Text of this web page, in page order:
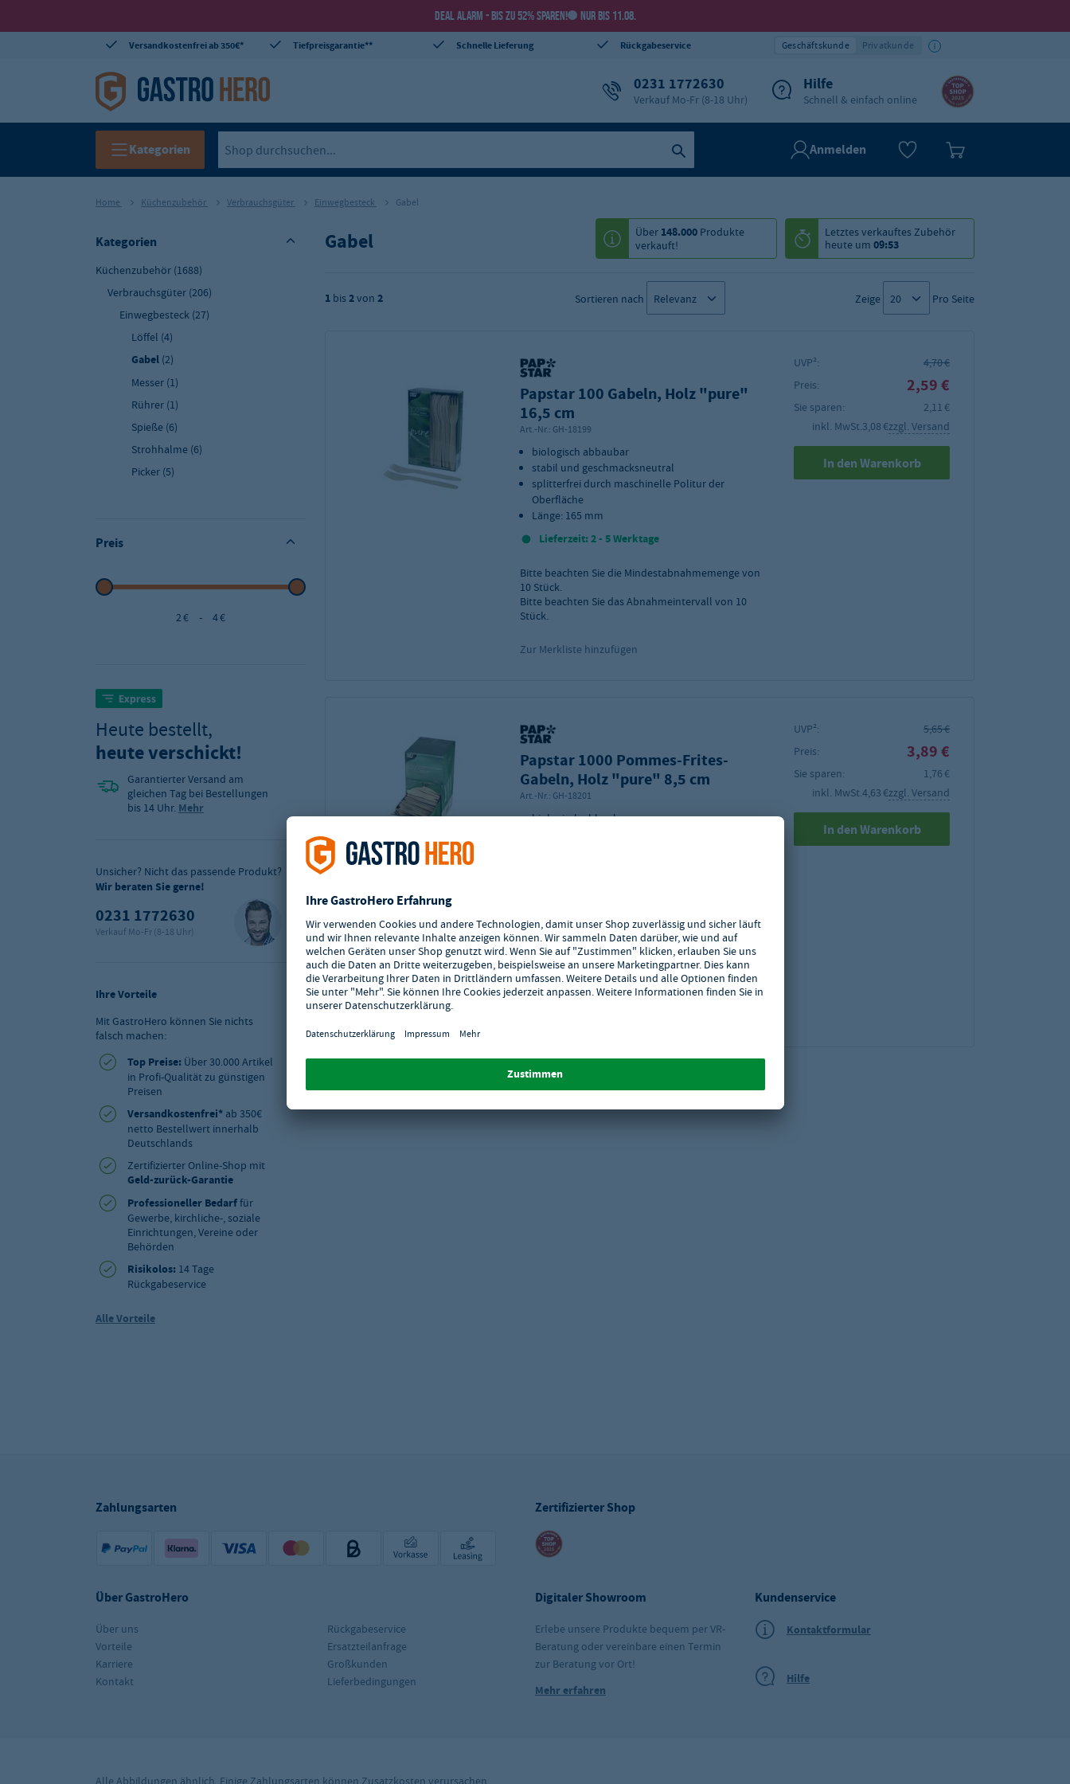
DEAL ALARM - BIS ZU 52% SPAREN! NUR BIS 11.08.
Versandkostenfrei ab 350€* Tiefpreisgarantie** Schnelle Lieferung Rückgabeservice Geschäftskunde Privatkunde
0231 1772630
Verkauf Mo-Fr (8-18 Uhr)
Hilfe
Schnell & einfach online
Kategorien Anmelden
Home Küchenzubehör Verbrauchsgüter Einwegbesteck Gabel
Kategorien
Küchenzubehör (1688)
Verbrauchsgüter (206)
Einwegbesteck (27)
Löffel (4)
Gabel (2)
Messer (1)
Rührer (1)
Spieße (6)
Strohhalme (6)
Picker (5)
Preis
2 € - 4 €
Heute bestellt,
heute verschickt!
Garantierter Versand am
gleichen Tag bei Bestellungen
bis 14 Uhr. Mehr
Unsicher? Nicht das passende Produkt?
Wir beraten Sie gerne!
0231 1772630
Verkauf Mo-Fr (8-18 Uhr)
Ihre Vorteile
Mit GastroHero können Sie nichts
falsch machen:
Top Preise: Über 30.000 Artikel
in Profi-Qualität zu günstigen
Preisen
Versandkostenfrei* ab 350€
netto Bestellwert innerhalb
Deutschlands
Zertifizierter Online-Shop mit
Geld-zurück-Garantie
Professioneller Bedarffür
Gewerbe, kirchliche-, soziale
Einrichtungen, Vereine oder
Behörden
Risikolos: 14 Tage
Rückgabeservice
Alle Vorteile
Gabel Über 148.000Produkte
verkauft!
Letztes verkauftesZubehör
heute um09:53
1 bis2von 2 Sortieren nach Zeige Pro Seite
Papstar 100 Gabeln, Holz "pure"
16,5 cm
Art.-Nr.: GH-18199
biologisch abbaubar
stabil und geschmacksneutral
splitterfrei durch maschinelle Politur der
Oberfläche
Länge: 165 mm
Lieferzeit: 2 - 5 Werktage
Bitte beachten Sie die Mindestabnahmemenge von
10 Stück.
Bitte beachten Sie das Abnahmeintervall von 10
Stück.
Zur Merkliste hinzufügen
UVP²:
4,70 €
Preis:
2,59 €
Sie sparen:
2,11 €
inkl. MwSt.3,08 €zzgl. Versand
In den Warenkorb
Papstar 1000 Pommes-Frites-
Gabeln, Holz "pure" 8,5 cm
Art.-Nr.: GH-18201
biologisch abbaubar
Bitte beachten Sie die Mindestabnahmemenge von
6Stück.
Bitte beachten Sie das Abnahmeintervall von 6
Stück.
UVP²:
5,65 €
Preis:
3,89 €
Sie sparen:
1,76 €
inkl. MwSt.4,63 €zzgl. Versand
In den Warenkorb
Zahlungsarten Zertifizierter Shop
Über GastroHero
Über uns
Vorteile
Karriere
Kontakt
Rückgabeservice
Ersatzteilanfrage
Großkunden
Lieferbedingungen
Digitaler Showroom
Erlebe unsere Produkte bequem per VR-
Beratung oder vereinbare einen Termin
zur Beratung vor Ort!
Mehr erfahren
Kundenservice
Kontaktformular
Hilfe
Alle Abbildungen ähnlich. Einige Zahlungsarten können Zusatzkosten verursachen.